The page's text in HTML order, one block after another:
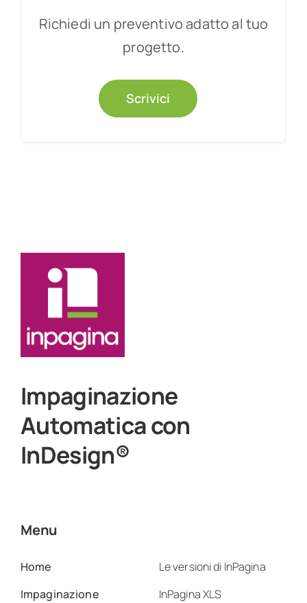
Richiedi un preventivo adatto al tuo
progetto.
Scrivici
Impaginazione
Automatica con
InDesign®
Menu
Home
Impaginazione
Le versioni di InPagina
InPagina XLS